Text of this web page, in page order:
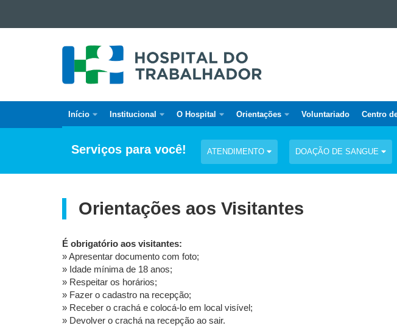
Ir para a navegação
DO
TRABALHADOR
Navegação
Hospital
Início Institucional O Hospital Orientações Voluntariado Centro
Serviços para você! ATENDIMENTO DOAÇÃO DE SANGUE
Orientações aos Visitantes
É obrigatório aos visitantes:
» Apresentar documento com foto;
» Idade mínima de 18 anos;
» Respeitar os horários;
» Fazer o cadastro na recepção;
» Receber o crachá e colocá-lo em local visível;
» Devolver o crachá na recepção ao sair.